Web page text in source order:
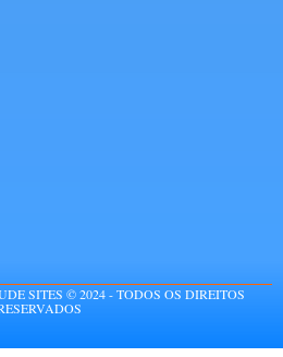
SITES © 2024 - TODOS OS DIREITOS